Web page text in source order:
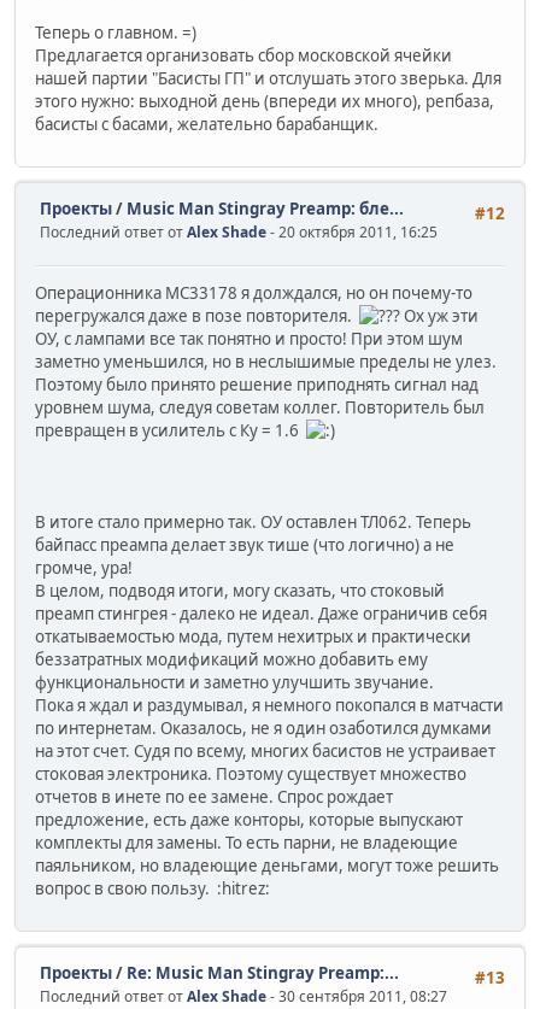
Теперь о главном. =)
Предлагается организовать сбор московской ячейки
нашей партии "Басисты ГП" и отслушать этого зверька. Для
этого нужно: выходной день (впереди их много), репбаза,
басисты с басами, желательно барабанщик.
#12
Проекты/ Music Man Stingray Preamp: бле...
Последний ответ отAlex Shade- 20 октября 2011, 16:25
Операционника МС33178 я долждался, но он почему-то
перегружался даже в позе повторителя.
Ох уж эти
ОУ, с лампами все так понятно и просто! При этом шум
заметно уменьшился, но в неслышимые пределы не улез.
Поэтому было принято решение приподнять сигнал над
уровнем шума, следуя советам коллег. Повторитель был
превращен в усилитель с Ку = 1.6
В итоге стало примерно так. ОУ оставлен ТЛ062. Теперь
байпасс преампа делает звук тише (что логично) а не
громче, ура!
В целом, подводя итоги, могу сказать, что стоковый
преамп стингрея - далеко не идеал. Даже ограничив себя
откатываемостью мода, путем нехитрых и практически
беззатратных модификаций можно добавить ему
функциональности и заметно улучшить звучание.
Пока я ждал и раздумывал, я немного покопался в матчасти
по интернетам. Оказалось, не я один озаботился думками
на этот счет. Судя по всему, многих басистов не устраивает
стоковая электроника. Поэтому существует множество
отчетов в инете по ее замене. Спрос рождает
предложение, есть даже конторы, которые выпускают
комплекты для замены. То есть парни, не владеющие
паяльником, но владеющие деньгами, могут тоже решить
вопрос в свою пользу. :hitrez:
#13
Проекты/ Re: Music Man Stingray Preamp:...
Последний ответ отAlex Shade- 30 сентября 2011, 08:27